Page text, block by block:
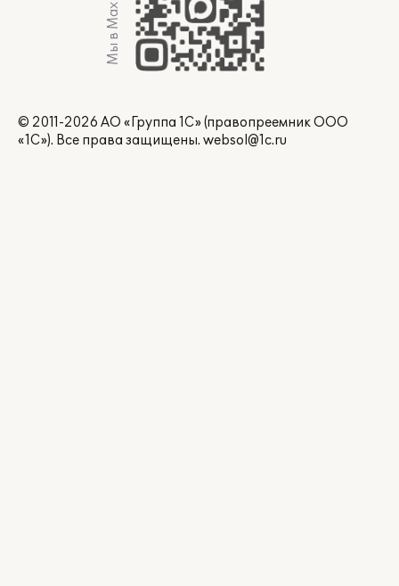
Мы в Max
© 2011-2026 АО «Группа 1С» (правопреемник ООО
«1С»). Все права защищены. websol@1c.ru